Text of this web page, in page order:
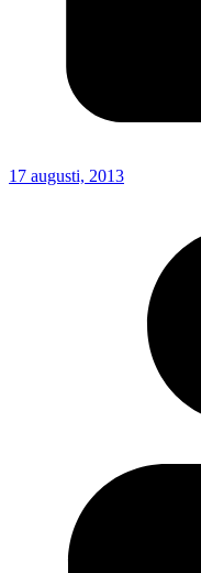
17 augusti, 2013